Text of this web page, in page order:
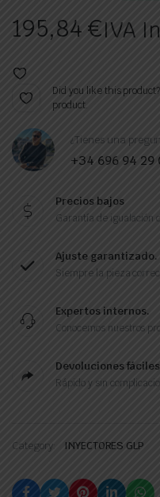
195,84€IVA
Did you like this
product.
¿Tienes una
+34 696 94 29
Precios bajos
Garantía de igualación
Ajuste garantizado.
Siempre la pieza
Expertos internos.
Conocemos nuestros
Devoluciones
Rápido y sin
Category: INYECTORES GLP